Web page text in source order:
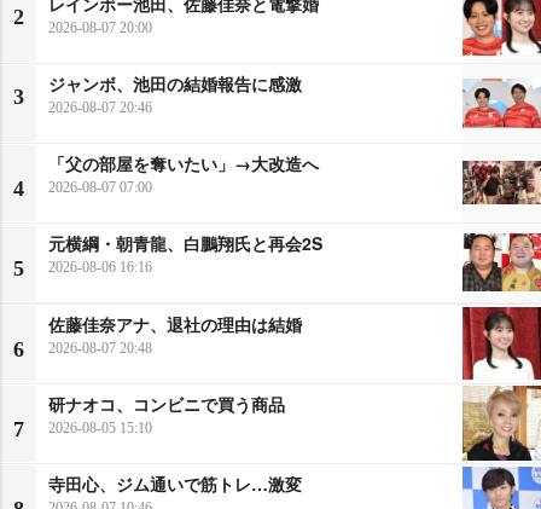
2 2026-08-07 20:00
3
ジャンボ、池田の結婚報告に感激
2026-08-07 20:46
4
「父の部屋を奪いたい」→大改造へ
2026-08-07 07:00
5
元横綱・朝青龍、白鵬翔氏と再会2S
2026-08-06 16:16
6
佐藤佳奈アナ、退社の理由は結婚
2026-08-07 20:48
7
研ナオコ、コンビニで買う商品
2026-08-05 15:10
寺田心、ジム通いで筋トレ…激変